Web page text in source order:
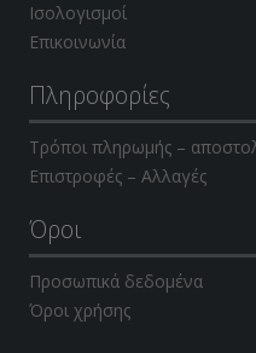
Ισολογισμοί
Επικοινωνία
Πληροφορίες
Τρόποι πληρωμής –
Επιστροφές – Αλλαγές
Όροι
Προσωπικά δεδομένα
Όροι χρήσης